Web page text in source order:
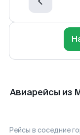
Авиарейсы из
Рейсы в соседние